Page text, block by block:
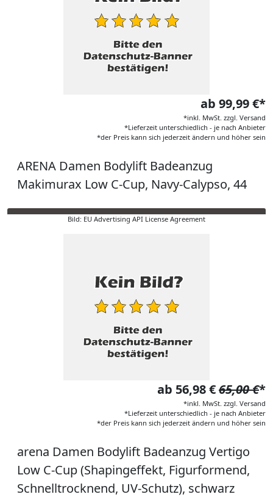
ab 99,99 €*
*inkl. MwSt. zzgl. Versand
*Lieferzeit unterschiedlich - je nach Anbieter
*der Preis kann sich jederzeit ändern und höher sein
ARENA Damen Bodylift Badeanzug
Makimurax Low C-Cup, Navy-Calypso, 44
Bild: EU Advertising API License Agreement
ab 56,98 €65,00 €*
*inkl. MwSt. zzgl. Versand
*Lieferzeit unterschiedlich - je nach Anbieter
*der Preis kann sich jederzeit ändern und höher sein
arena Damen Bodylift Badeanzug Vertigo
Low C-Cup (Shapingeffekt, Figurformend,
Schnelltrocknend, UV-Schutz), schwarz